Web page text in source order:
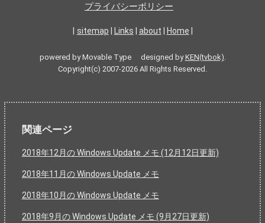
プライバシーポリシー
sitemap Links about Home
powered by Movable Type designed byKEN(tvbok)
Copyright(c) 2007-2026 All Rights Reserved.
関連ページ
2018年12月の Windows Update メモ (12月12日更新)
2018年11月の Windows Update メモ
2018年10月の Windows Update メモ
2018年9月の Windows Update メモ (9月27日更新)